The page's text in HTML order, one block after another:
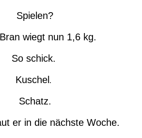
Spielen?
wiegt nun 1,6 kg.
So schick.
Kuschel .
Schatz.
er in die nächste Woche.